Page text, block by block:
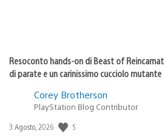
Resoconto hands-on di Beast of
di parate e un carinissimo cucciolo mutante
Corey Brotherson
PlayStation Blog Contributor
Data
3 Agosto, 2026 5